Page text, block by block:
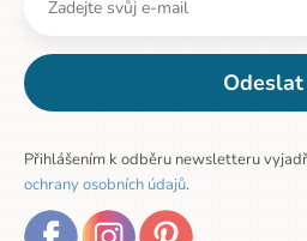
Odeslat
Přihlášením k odběru newsletteru
ochrany osobních údajů.